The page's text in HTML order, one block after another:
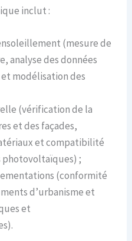
inclut :
(mesure de
analyse des données
modélisation des
(vérification de la
et des façades,
et compatibilité
photovoltaïques) ;
(conformité
d’urbanisme et
et